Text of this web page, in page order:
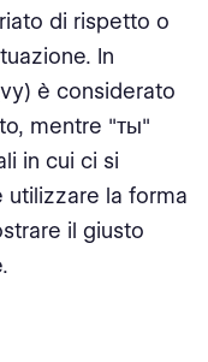
di rispetto o
In
è considerato
mentre "ты"
in cui ci si
utilizzare la forma
il giusto